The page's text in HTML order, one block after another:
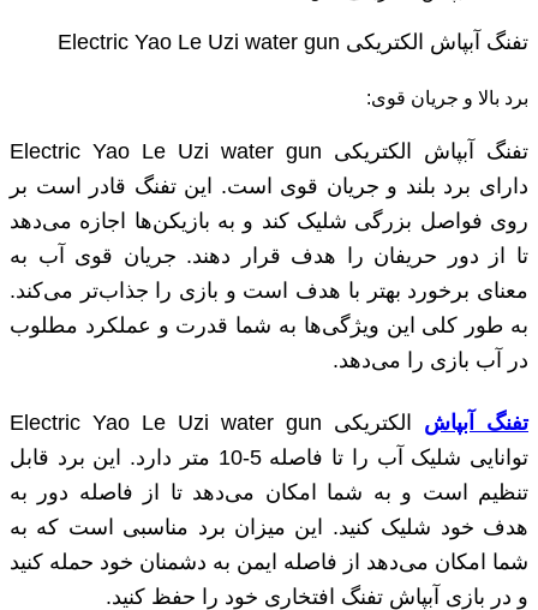
تفنگ آبپاش الکتریکی Electric Yao Le Uzi water gun
برد بالا و جریان قوی:
تفنگ آبپاش الکتریکی Electric Yao Le Uzi water gun
دارای برد بلند و جریان قوی است. این تفنگ قادر است بر
روی فواصل بزرگی شلیک کند و به بازیکن‌ها اجازه می‌دهد
تا از دور حریفان را هدف قرار دهند. جریان قوی آب به
معنای برخورد بهتر با هدف است و بازی را جذاب‌تر می‌کند.
به طور کلی این ویژگی‌ها به شما قدرت و عملکرد مطلوب
در آب بازی را می‌دهد.
تفنگ آبپاش
الکتریکی Electric Yao Le Uzi water gun
توانایی شلیک آب را تا فاصله 5-10 متر دارد. این برد قابل
تنظیم است و به شما امکان می‌دهد تا از فاصله دور به
هدف خود شلیک کنید. این میزان برد مناسبی است که به
شما امکان می‌دهد از فاصله ایمن به دشمنان خود حمله کنید
و در بازی آبپاش تفنگ افتخاری خود را حفظ کنید.